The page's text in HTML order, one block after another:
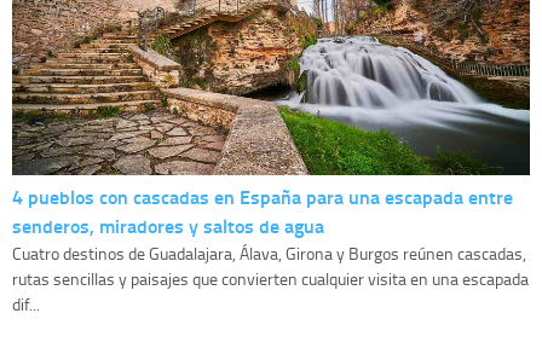
4 pueblos con cascadas en España para una escapada entre
senderos, miradores y saltos de agua
Cuatro destinos de Guadalajara, Álava, Girona y Burgos reúnen cascadas,
rutas sencillas y paisajes que convierten cualquier visita en una escapada
dif...